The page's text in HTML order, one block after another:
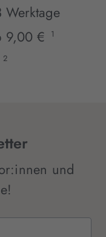
Werktage
9,00 €
1
2
und